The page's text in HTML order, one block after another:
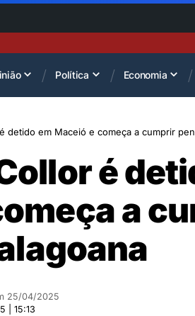
Política Economia
detido em Maceió e começa a cumprir
é
a
| 15:13
25/04/2025